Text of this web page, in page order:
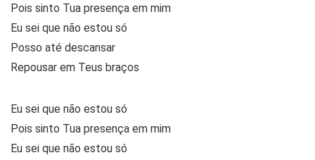
Pois sinto Tua presença em mim
Eu sei que não estou só
Posso até descansar
Repousar em Teus braços
Eu sei que não estou só
Pois sinto Tua presença em mim
Eu sei que não estou só